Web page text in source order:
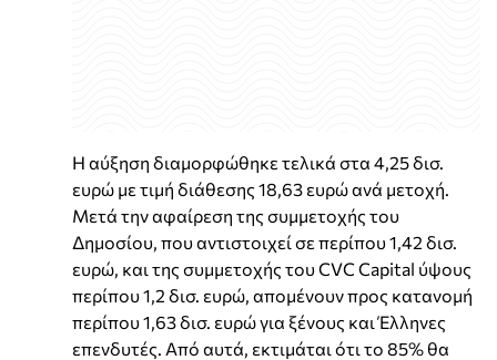
Η αύξηση διαμορφώθηκε τελικά στα 4,25 δισ.
ευρώ με τιμή διάθεσης 18,63 ευρώ ανά μετοχή.
Μετά την αφαίρεση της συμμετοχής του
Δημοσίου, που αντιστοιχεί σε περίπου 1,42 δισ.
ευρώ, και της συμμετοχής του CVC Capital ύψους
περίπου 1,2 δισ. ευρώ, απομένουν προς κατανομή
περίπου 1,63 δισ. ευρώ για ξένους και Έλληνες
επενδυτές. Από αυτά, εκτιμάται ότι το 85% θα